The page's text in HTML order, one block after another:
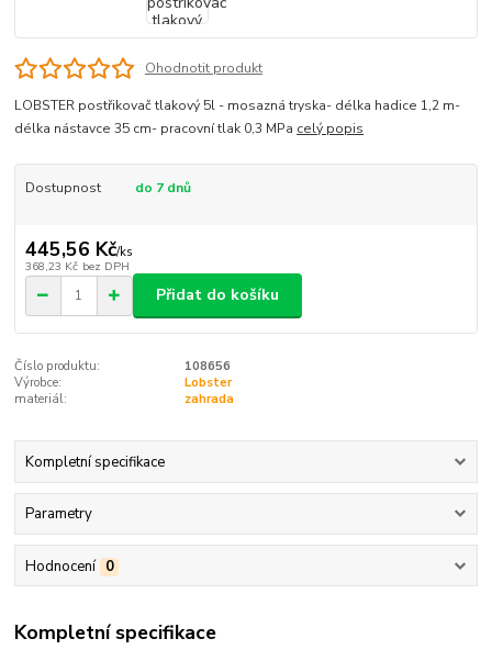
Ohodnotit produkt
LOBSTER postřikovač tlakový 5l - mosazná tryska- délka hadice 1,2 m-
délka nástavce 35 cm- pracovní tlak 0,3 MPa celý popis
Dostupnost do 7 dnů
445,56 Kč/ks
368,23 Kč bez DPH
Přidat do košíku
Číslo produktu:
108656
Výrobce:
Lobster
materiál:
zahrada
Kompletní specifikace
Parametry
Hodnocení 0
Kompletní specifikace